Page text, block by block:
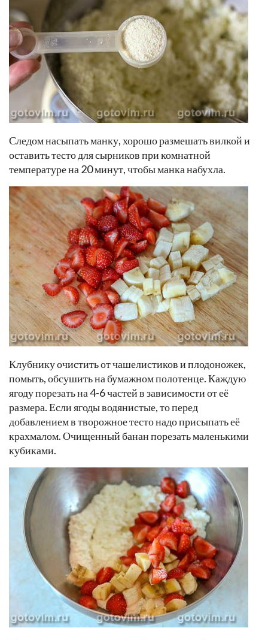
Следом насыпать манку, хорошо размешать вилкой и
оставить тесто для сырников при комнатной
температуре на 20 минут, чтобы манка набухла.
Клубнику очистить от чашелистиков и плодоножек,
помыть, обсушить на бумажном полотенце. Каждую
ягоду порезать на 4-6 частей в зависимости от её
размера. Если ягоды водянистые, то перед
добавлением в творожное тесто надо присыпать её
крахмалом. Очищенный банан порезать маленькими
кубиками.